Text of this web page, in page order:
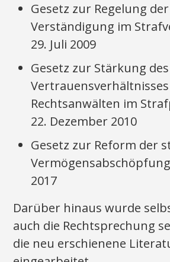
Gesetz zur Regelung der
Verständigung im
29. Juli 2009
Gesetz zur Stärkung des
Rechtsanwälten im
22. Dezember 2010
Gesetz zur Reform der
2017
Darüber hinaus wurde
auch die Rechtsprechung
die neu erschienene